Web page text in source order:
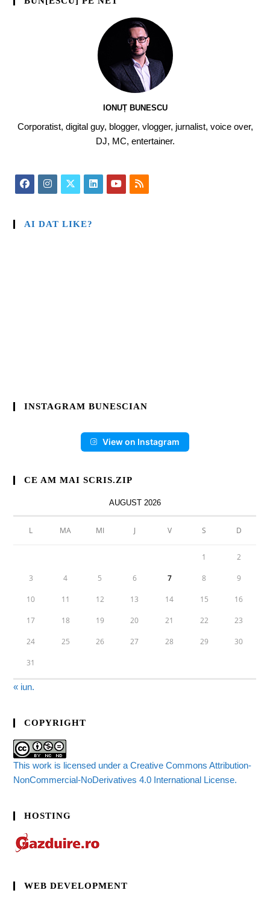
IONUȚ BUNESCU
Corporatist, digital guy, blogger, vlogger, jurnalist, voice over,
DJ, MC, entertainer.
AI DAT LIKE?
INSTAGRAM BUNESCIAN
View on Instagram
CE AM MAI SCRIS.ZIP
AUGUST 2026
L MA MI J V S D
1 2
3 4 5 6 7 8 9
10 11 12 13 14 15 16
17 18 19 20 21 22 23
24 25 26 27 28 29 30
31
« iun.
COPYRIGHT
This work is licensed under a Creative Commons Attribution-
NonCommercial-NoDerivatives 4.0 International License.
HOSTING
WEB DEVELOPMENT